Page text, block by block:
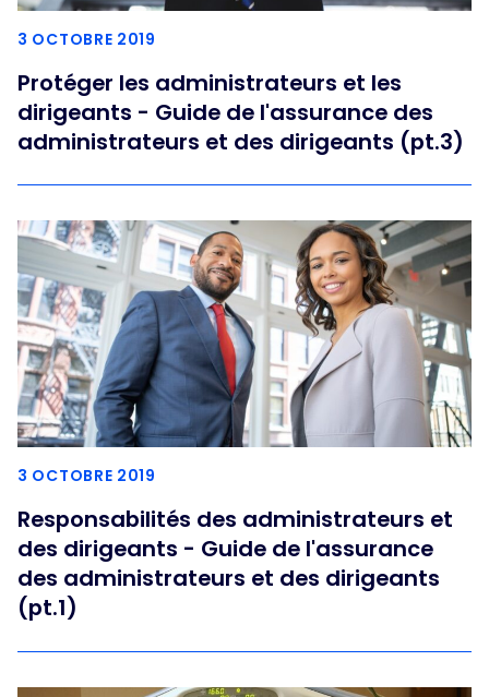
3 OCTOBRE 2019
Protéger les administrateurs et les
dirigeants - Guide de l'assurance des
administrateurs et des dirigeants (pt.3)
3 OCTOBRE 2019
Responsabilités des administrateurs et
des dirigeants - Guide de l'assurance
des administrateurs et des dirigeants
(pt.1)